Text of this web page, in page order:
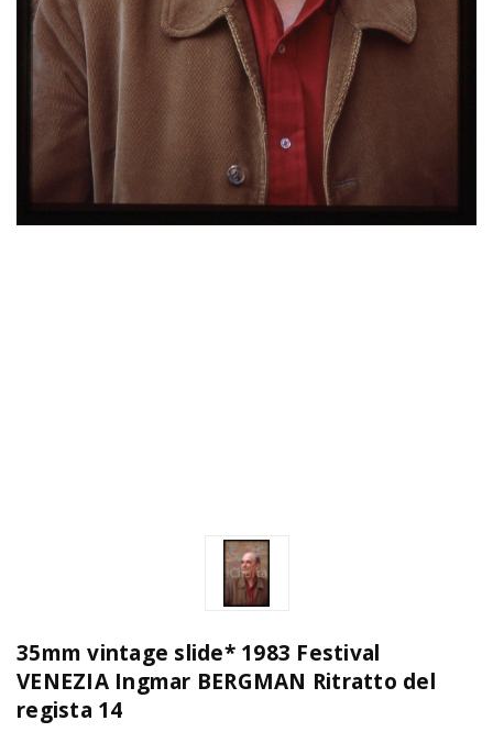
35mm vintage slide* 1983 Festival
VENEZIA Ingmar BERGMAN Ritratto del
regista 14